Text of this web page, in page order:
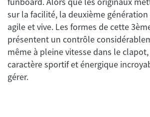
sur la facilité, la deuxième
agile et vive. Les formes de cette
présentent un contrôle
même à pleine vitesse dans le
caractère sportif et énergique